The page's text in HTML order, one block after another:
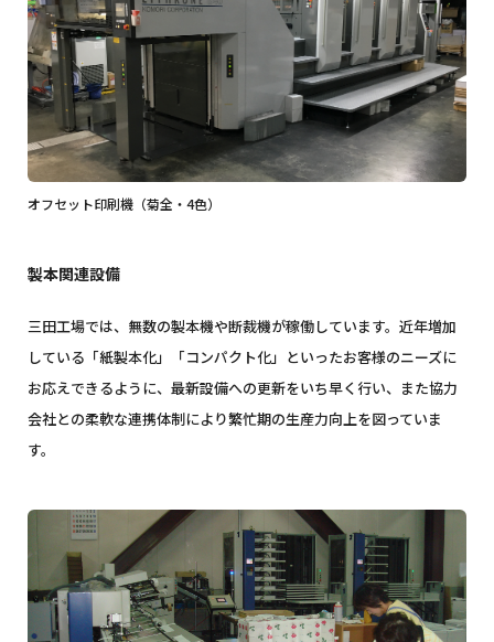
オフセット印刷機（菊全・4色）
製本関連設備
三田工場では、無数の製本機や断裁機が稼働しています。近年増加
している「紙製本化」「コンパクト化」といったお客様のニーズに
お応えできるように、最新設備への更新をいち早く行い、また協力
会社との柔軟な連携体制により繁忙期の生産力向上を図っていま
す。